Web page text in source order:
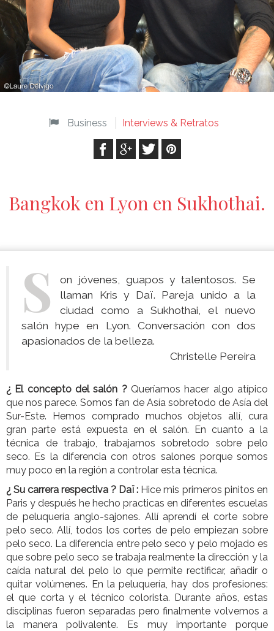
Business Interviews & Retratos
Bangkok en Lyon en Sukhothai.
S
on jóvenes, guapos y talentosos. Se
llaman Kris y Daï. Pareja unido a la
ciudad como a Sukhothai, el nuevo
salón hype en Lyon. Conversación con dos
apasionados de la belleza.
Christelle Pereira
¿ El concepto del salón ? Queríamos hacer algo atípico
que nos parece. Somos fan de Asía sobretodo de Asía del
Sur-Este. Hemos comprado muchos objetos allí, cura
gran parte está expuesta en el salón. En cuanto a la
técnica de trabajo, trabajamos sobretodo sobre pelo
seco. Es la diferencia con otros salones porque somos
muy poco en la región a controlar esta técnica.
¿ Su carrera respectiva ? Daï : Hice mis primeros pinitos en
Paris y después he hecho practicas en diferentes escuelas
de peluquería anglo-sajones. Allí aprendí el corte sobre
pelo seco. Allí, todos los cortes de pelo empiezan sobre
pelo seco. La diferencia entre pelo seco y pelo mojado es
que sobre pelo seco se trabaja realmente la dirección y la
caída natural del pelo lo que permite rectificar, añadir o
quitar volúmenes. En la peluquería, hay dos profesiones:
el que corta y el técnico colorista. Durante años, estas
disciplinas fueron separadas pero finalmente volvemos a
la manera polivalente. Es muy importante porque